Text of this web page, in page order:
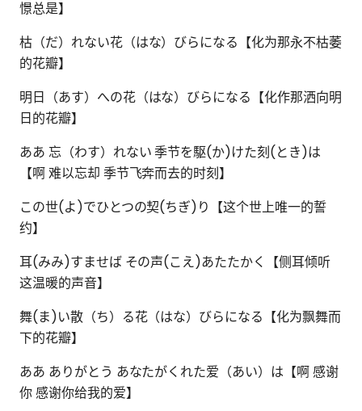
憬总是】
枯（だ）れない花（はな）びらになる【化为那永不枯萎
的花瓣】
明日（あす）への花（はな）びらになる【化作那洒向明
日的花瓣】
ああ 忘（わす）れない 季节を駆(か)けた刻(とき)は
【啊 难以忘却 季节飞奔而去的时刻】
この世(よ)でひとつの契(ちぎ)り【这个世上唯一的誓
约】
耳(みみ)すませば その声(こえ)あたたかく【侧耳倾听
这温暖的声音】
舞(ま)い散（ち）る花（はな）びらになる【化为飘舞而
下的花瓣】
ああ ありがとう あなたがくれた爱（あい）は【啊 感谢
你 感谢你给我的爱】